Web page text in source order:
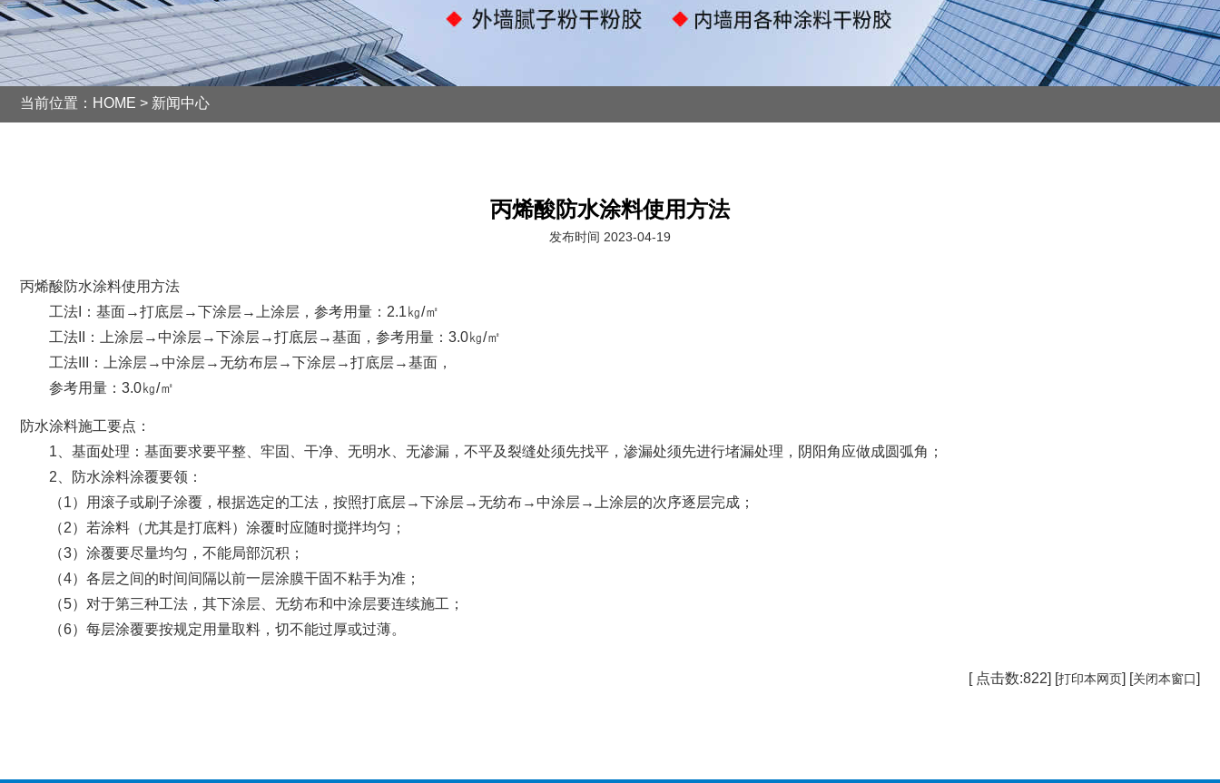
当前位置： HOME > 新闻中心
丙烯酸防水涂料使用方法
发布时间 2023-04-19
丙烯酸防水涂料使用方法
工法I：基面→打底层→下涂层→上涂层，参考用量：2.1㎏/㎡
工法II：上涂层→中涂层→下涂层→打底层→基面，参考用量：3.0㎏/㎡
工法III：上涂层→中涂层→无纺布层→下涂层→打底层→基面，
参考用量：3.0㎏/㎡
防水涂料施工要点：
1、基面处理：基面要求要平整、牢固、干净、无明水、无渗漏，不平及裂缝处须先找平，渗漏处须先进行堵漏处理，阴阳角应做成圆弧角；
2、防水涂料涂覆要领：
（1）用滚子或刷子涂覆，根据选定的工法，按照打底层→下涂层→无纺布→中涂层→上涂层的次序逐层完成；
（2）若涂料（尤其是打底料）涂覆时应随时搅拌均匀；
（3）涂覆要尽量均匀，不能局部沉积；
（4）各层之间的时间间隔以前一层涂膜干固不粘手为准；
（5）对于第三种工法，其下涂层、无纺布和中涂层要连续施工；
（6）每层涂覆要按规定用量取料，切不能过厚或过薄。
[ 点击数:822] [打印本网页] [关闭本窗口]